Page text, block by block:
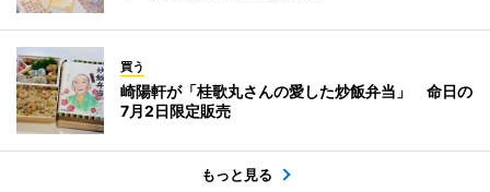
買う
崎陽軒が「桂歌丸さんの愛した炒飯弁当」 命日の
7月2日限定販売
もっと見る